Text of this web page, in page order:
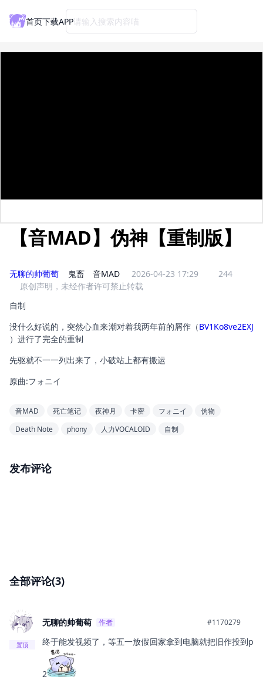
首页下载APP请输入搜索内容喵
【音MAD】伪神【重制版】
无聊的帅葡萄 鬼畜 音MAD 2026-04-23 17:29
244
原创声明，未经作者许可禁止转载
自制
没什么好说的，突然心血来潮对着我两年前的屑作（BV1Ko8ve2EXJ
）进行了完全的重制
先驱就不一一列出来了，小破站上都有搬运
原曲:フォニイ
音MAD 死亡笔记 夜神月 卡密 フォニイ
伪物
Death Note
phony 人力VOCALOID 自制
发布评论
全部评论(3)
置顶
无聊的帅葡萄 作者 #1170279
终于能发视频了，等五一放假回家拿到电脑就把旧作投到p
2